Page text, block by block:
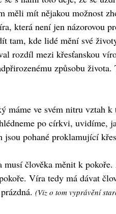
měli mít nějakou možnost
která není jen názorovou
tam, kde lidé mění své
rozdíl mezi křesťanskou
způsobu
máme ve svém nitru vztah
po církvi,
pohané proklamující
člověka měnit k
Víra tedy má dávat
(Viz o tom vyprávění